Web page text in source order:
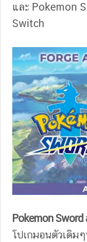
และ Pokemon
Switch
Pokemon Sword
โปเกมอนตัวเดิม